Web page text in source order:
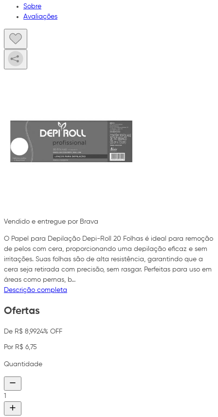
Sobre
Avaliações
Vendido e entregue por Brava
O Papel para Depilação Depi-Roll 20 Folhas é ideal para remoção
de pelos com cera, proporcionando uma depilação eficaz e sem
irritações. Suas folhas são de alta resistência, garantindo que a
cera seja retirada com precisão, sem rasgar. Perfeitas para uso em
áreas como pernas, b…
Descrição completa
Ofertas
De R$ 8,9924% OFF
Por R$ 6,75
Quantidade
1